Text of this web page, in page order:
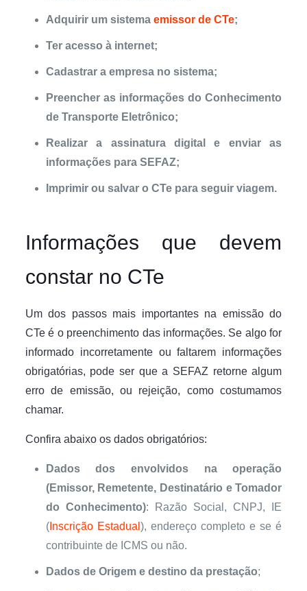
Adquirir um sistema emissor de CTe;
Ter acesso à internet;
Cadastrar a empresa no sistema;
Preencher as informações do Conhecimento
de Transporte Eletrônico;
Realizar a assinatura digital e enviar as
informações para SEFAZ;
Imprimir ou salvar o CTe para seguir viagem.
Informações que devem
constar no CTe
Um dos passos mais importantes na emissão do
CTe é o preenchimento das informações. Se algo for
informado incorretamente ou faltarem informações
obrigatórias, pode ser que a SEFAZ retorne algum
erro de emissão, ou rejeição, como costumamos
chamar.
Confira abaixo os dados obrigatórios:
Dados dos envolvidos na operação
(Emissor, Remetente, Destinatário e Tomador
do Conhecimento): Razão Social, CNPJ, IE
(Inscrição Estadual ), endereço completo e se é
contribuinte de ICMS ou não.
Dados de Origem e destino da prestação;